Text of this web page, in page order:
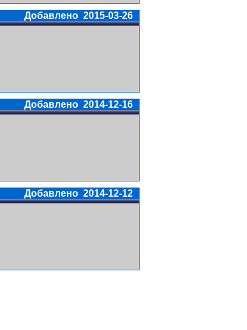
Добавлено 2015-03-26
Добавлено 2014-12-16
Добавлено 2014-12-12